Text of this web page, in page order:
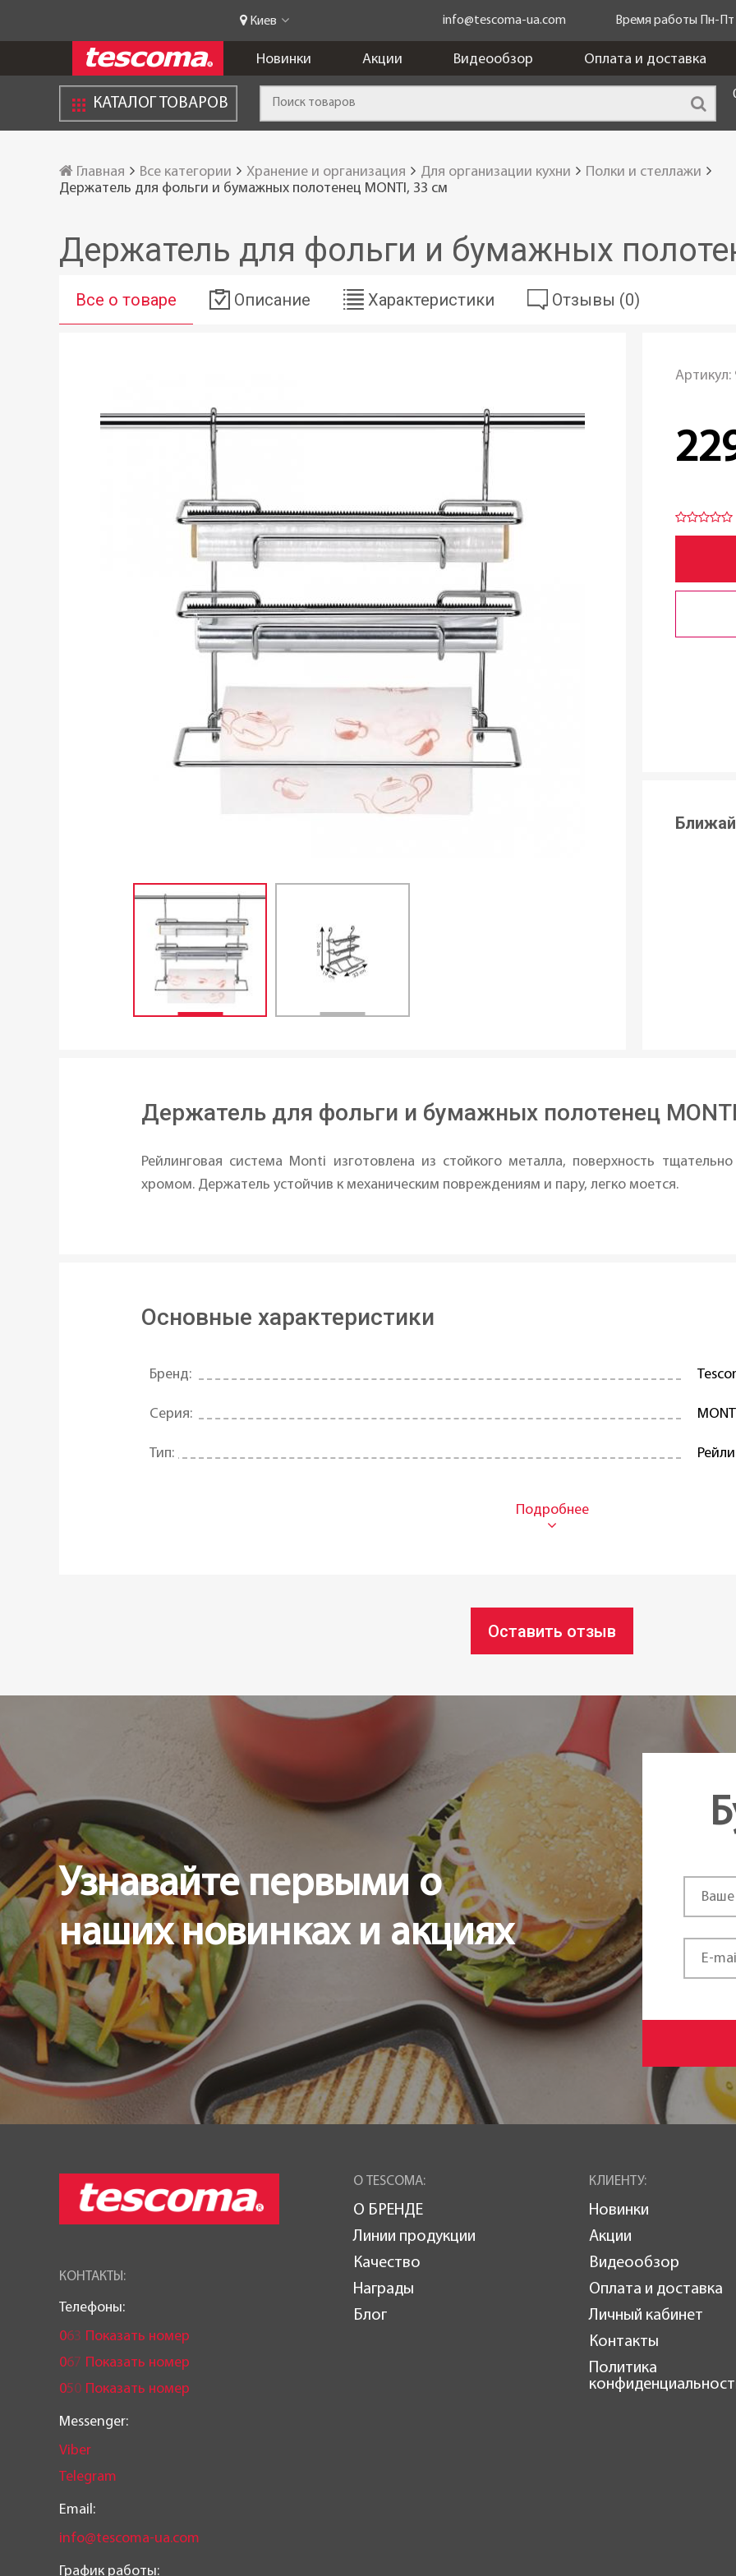
Киев info@tescoma-ua.com Время работы Пн-Пт
Новинки Акции Видеообзор Оплата и доставка
КАТАЛОГ ТОВАРОВ
Главная Все категории Хранение и организация Для организации кухни
Полки и стеллажи
Держатель для фольги и бумажных полотенец MONTI, 33 см
Держатель для фольги и бумажных
Все о товаре Описание Характеристики Отзывы (0)
Артикул:
Держатель для фольги и бумажных полотенец
Рейлинговая система Monti изготовлена из стойкого металла, поверхность
хромом. Держатель устойчив к механическим повреждениям и пару, легко моется.
Основные характеристики
Бренд:
Серия:
Тип:
Оставить отзыв
Узнавайте первыми о
наших новинках и акциях
КОНТАКТЫ:
Телефоны:
063 Показать номер
067 Показать номер
050 Показать номер
Messenger:
Viber
Telegram
Email:
info@tescoma-ua.com
График работы:
О TESCOMA:
О БРЕНДЕ
Линии продукции
Качество
Награды
Блог
КЛИЕНТУ:
Новинки
Акции
Видеообзор
Оплата и доставка
Личный кабинет
Контакты
Политика